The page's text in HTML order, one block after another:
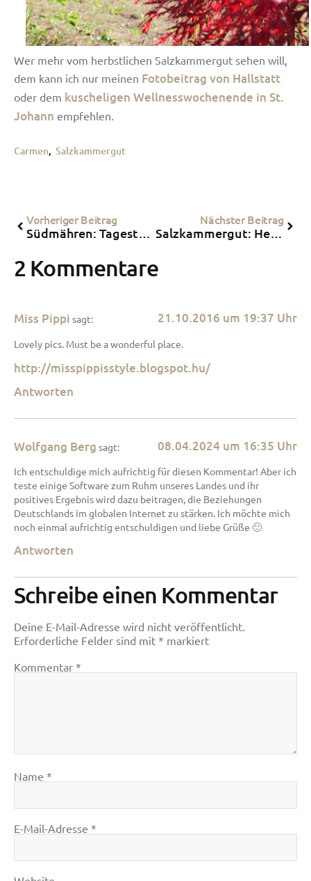
Wer mehr vom herbstlichen Salzkammergut sehen will,
dem kann ich nur meinen Fotobeitrag von Hallstatt
oder dem kuscheligen Wellnesswochenende in St.
Johann empfehlen.
Carmen,Salzkammergut
Vorheriger Beitrag
Südmähren: Tagestrip in den Archeopark Pavlov und Schlossbesichtigung in Lysice
Nächster Beitrag
Salzkammergut: Herbstliche Tage im Ebner’s Waldhof
2 Kommentare
Miss Pippi sagt: 21.10.2016 um 19:37 Uhr
Lovely pics. Must be a wonderful place.
http://misspippisstyle.blogspot.hu/
Antworten
Wolfgang Berg sagt: 08.04.2024 um 16:35 Uhr
Ich entschuldige mich aufrichtig für diesen Kommentar! Aber ich
teste einige Software zum Ruhm unseres Landes und ihr
positives Ergebnis wird dazu beitragen, die Beziehungen
Deutschlands im globalen Internet zu stärken. Ich möchte mich
noch einmal aufrichtig entschuldigen und liebe Grüße 🙂
Antworten
Schreibe einen Kommentar
Deine E-Mail-Adresse wird nicht veröffentlicht.
Erforderliche Felder sind mit * markiert
Kommentar *
Name *
E-Mail-Adresse *